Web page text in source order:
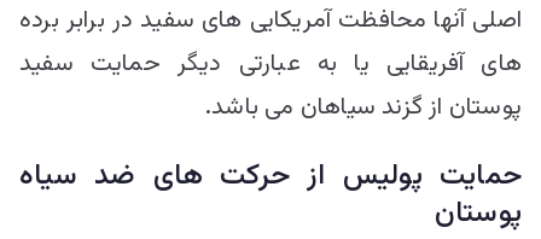
اصلی آنها محافظت آمریکایی های سفید در برابر برده
های آفریقایی یا به عبارتی دیگر حمایت سفید
پوستان از گزند سیاهان می باشد.
حمایت پولیس از حرکت های ضد سیاه
پوستان